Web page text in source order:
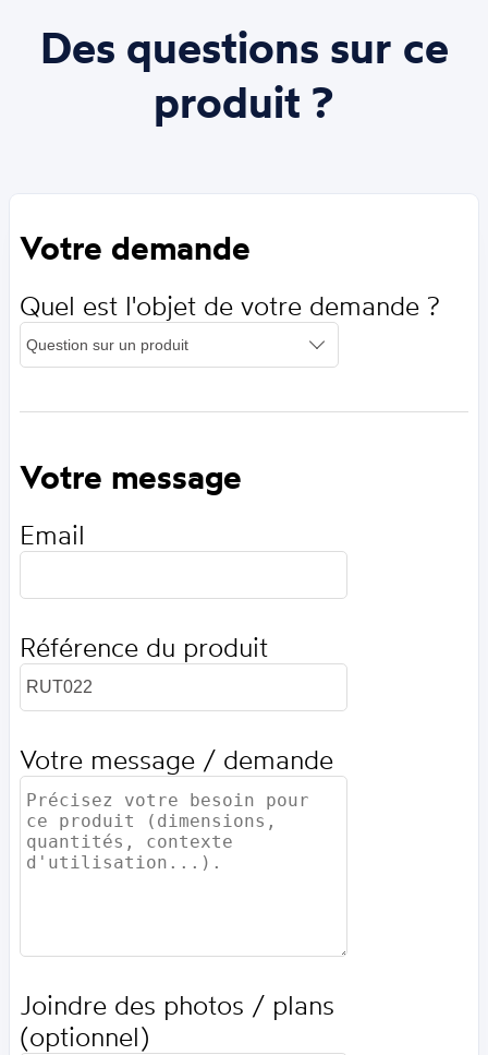
Des questions sur ce
produit ?
Votre demande
Quel est l'objet de votre demande ?
Votre message
Email
Référence du produit
Votre message / demande
Joindre des photos / plans
(optionnel)